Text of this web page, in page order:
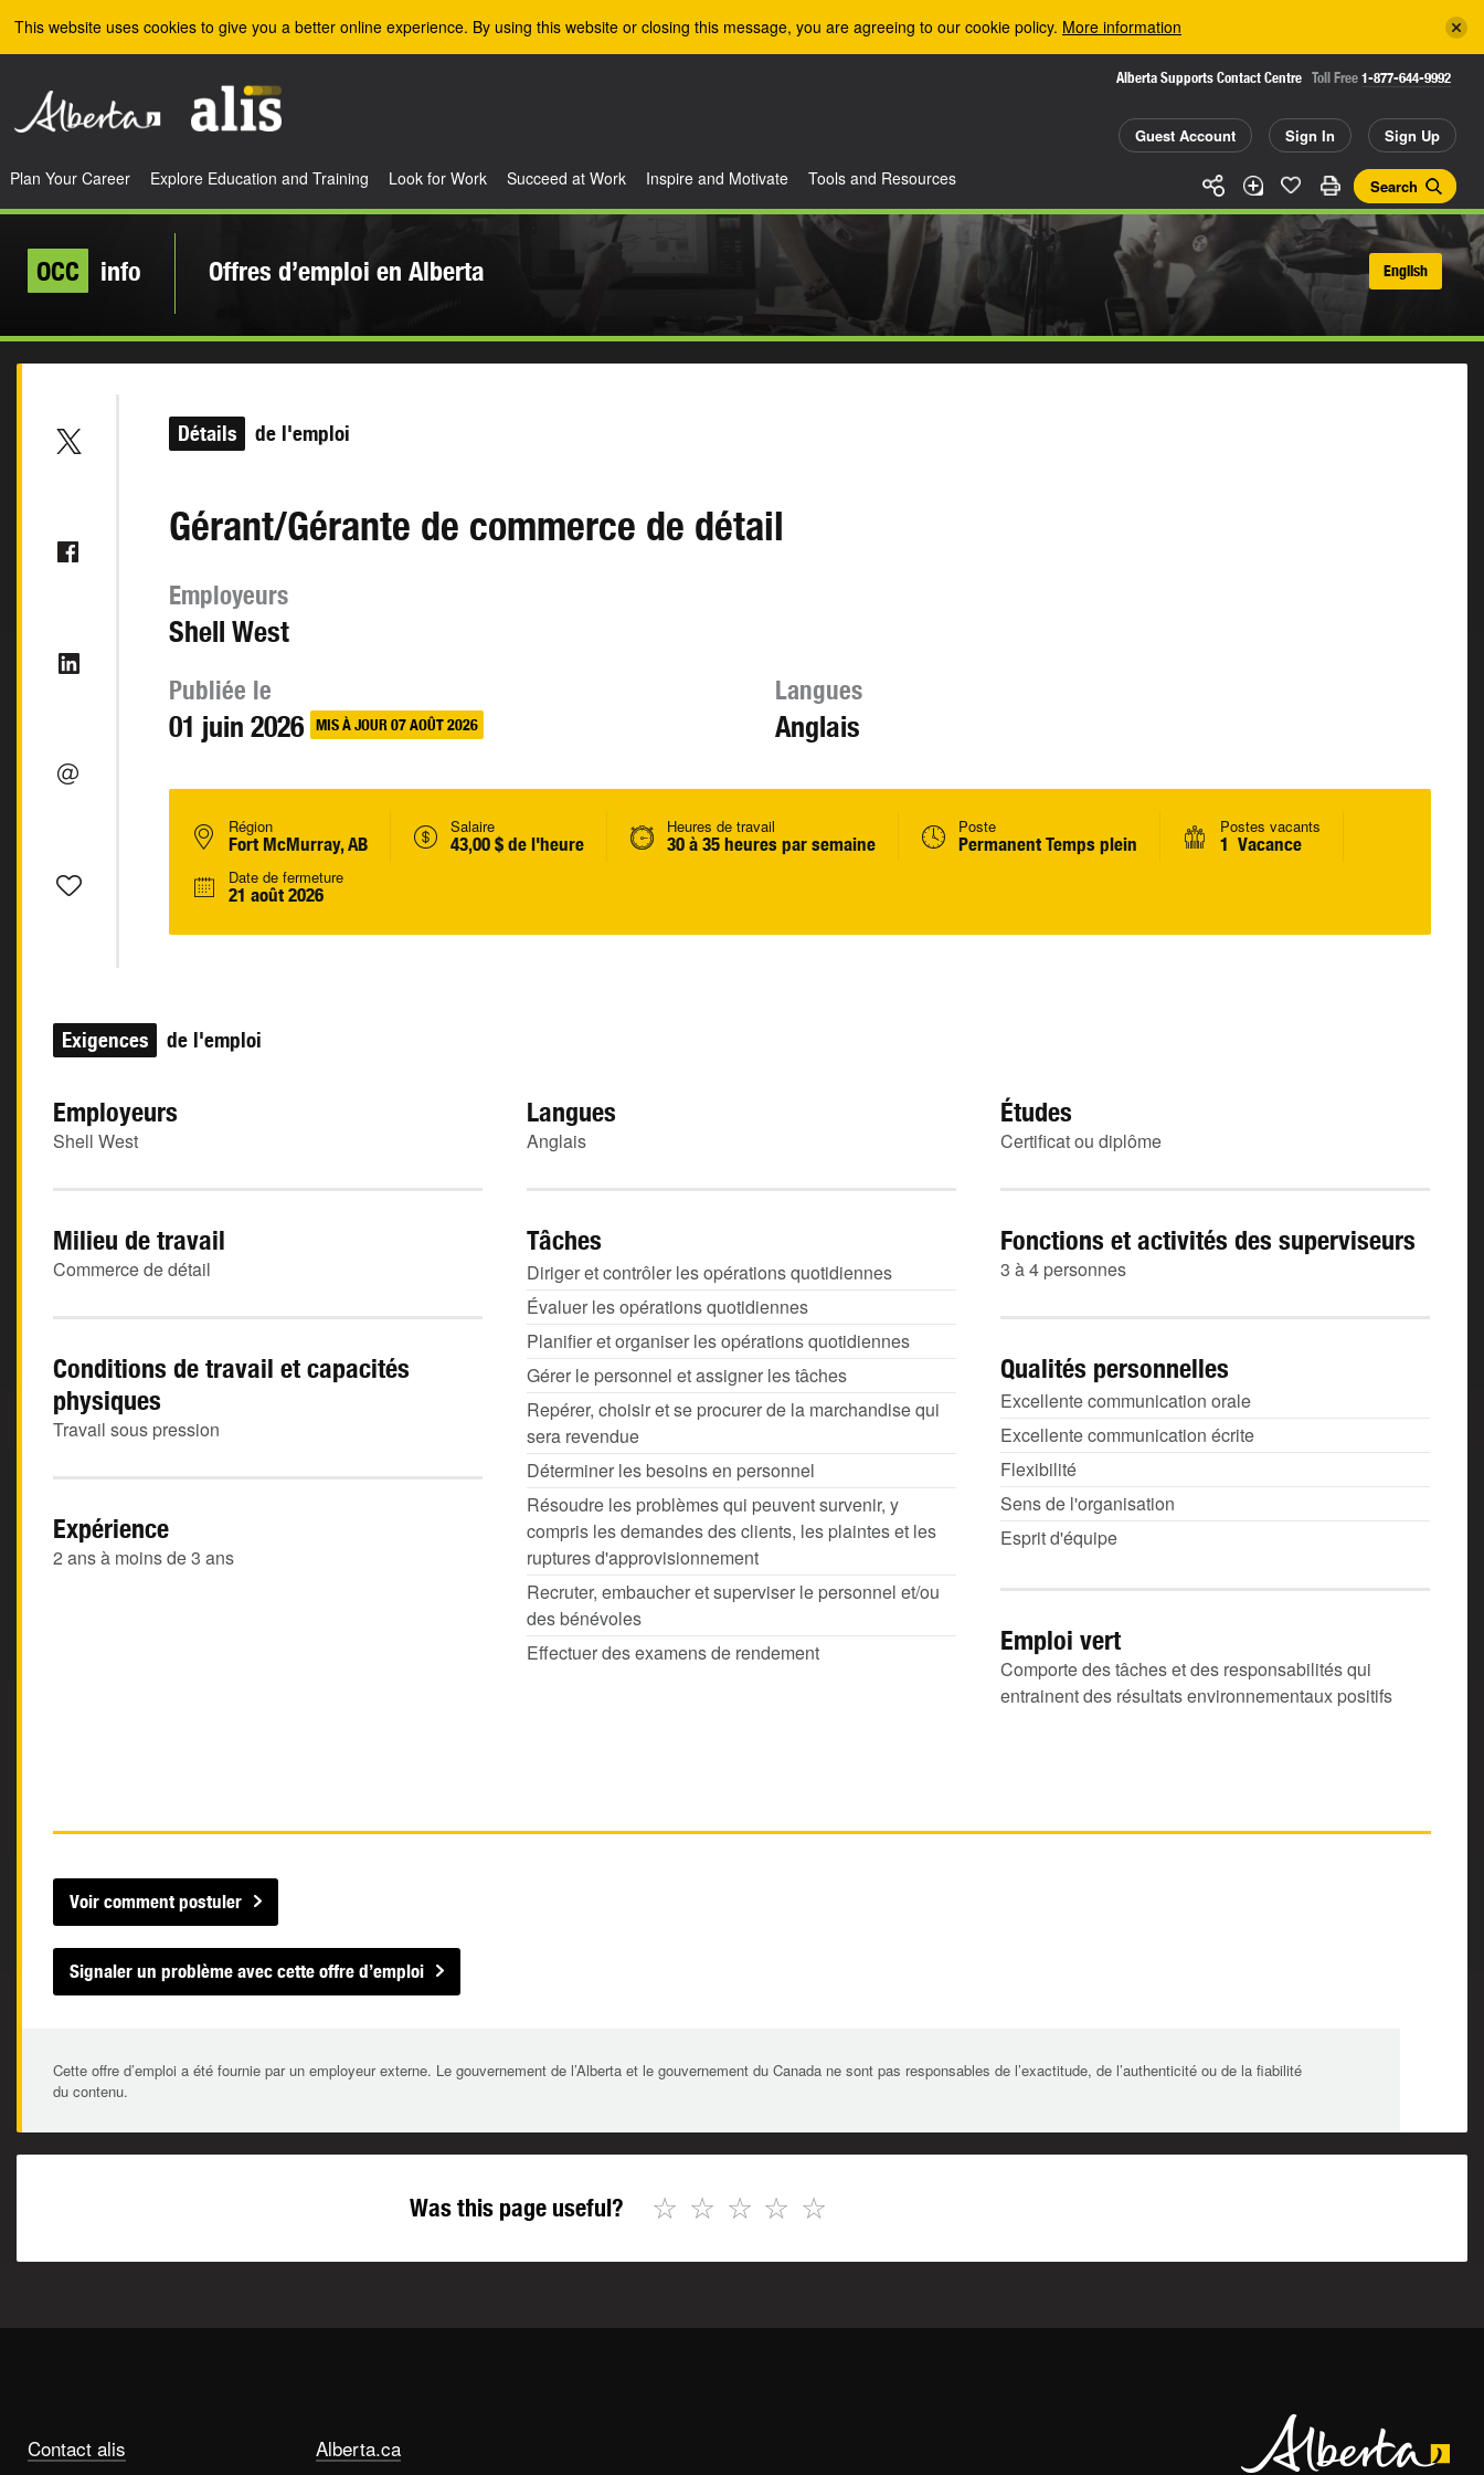
This website uses cookies to give you a better online experience. By using this website or closing this message, you are agreeing to our cookie policy. More information
Alberta Supports Contact Centre Toll Free 1-877-644-9992
Guest Account Sign In Sign Up
Search
Plan Your Career Explore Education and Training Look for Work Succeed at Work Inspire and Motivate Tools and Resources
OCC info Offres d’emploi en Alberta English
Détails de l'emploi
Gérant/Gérante de commerce de détail
Employeurs
Shell West
Publiée le
01 juin 2026 MIS À JOUR 07 AOÛT 2026
Langues
Anglais
Région
Fort McMurray, AB
Salaire
43,00 $ de l'heure
Heures de travail
30 à 35 heures par semaine
Poste
Permanent Temps plein
Postes vacants
1 Vacance
Date de fermeture
21 août 2026
Exigences de l'emploi
Employeurs
Shell West
Langues
Anglais
Études
Certificat ou diplôme
Milieu de travail
Commerce de détail
Tâches
Diriger et contrôler les opérations quotidiennes
Évaluer les opérations quotidiennes
Planifier et organiser les opérations quotidiennes
Gérer le personnel et assigner les tâches
Repérer, choisir et se procurer de la marchandise qui
sera revendue
Déterminer les besoins en personnel
Résoudre les problèmes qui peuvent survenir, y
compris les demandes des clients, les plaintes et les
ruptures d'approvisionnement
Recruter, embaucher et superviser le personnel et/ou
des bénévoles
Effectuer des examens de rendement
Fonctions et activités des superviseurs
3 à 4 personnes
Conditions de travail et capacités
physiques
Travail sous pression
Qualités personnelles
Excellente communication orale
Excellente communication écrite
Flexibilité
Sens de l'organisation
Esprit d'équipe
Expérience
2 ans à moins de 3 ans
Emploi vert
Comporte des tâches et des responsabilités qui
entrainent des résultats environnementaux positifs
Voir comment postuler
Signaler un problème avec cette offre d’emploi
Cette offre d’emploi a été fournie par un employeur externe. Le gouvernement de l’Alberta et le gouvernement du Canada ne sont pas responsables de l’exactitude, de l’authenticité ou de la fiabilité
du contenu.
Was this page useful? ☆
☆
☆
☆
☆
Contact alis Alberta.ca